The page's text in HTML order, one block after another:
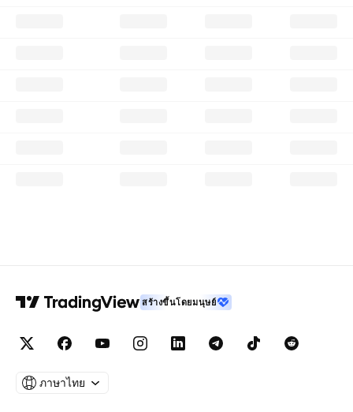
สร้างขึ้นโดยมนุษย์
ภาษาไทย